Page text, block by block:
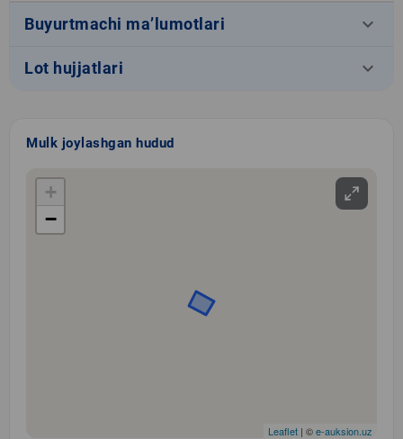
Buyurtmachi ma’lumotlari keyboard_arrow_down
Lot hujjatlari keyboard_arrow_down
Mulk joylashgan hudud
+
−
Leaflet | ©e-auksion.uz